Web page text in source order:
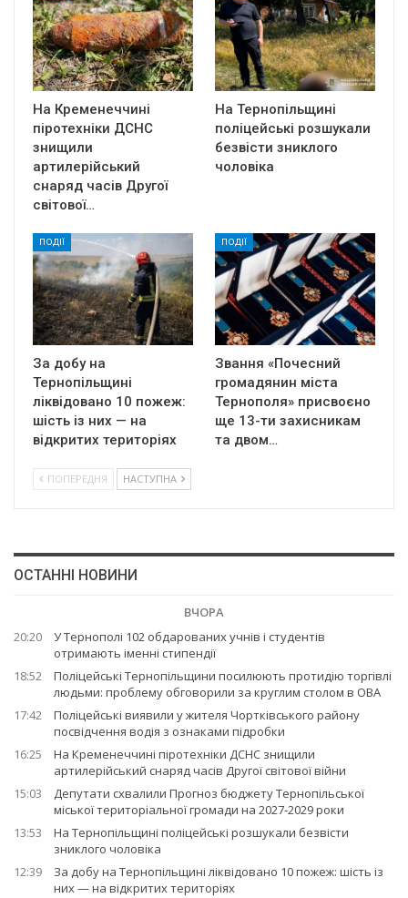
На Кременеччині
піротехніки ДСНС
знищили
артилерійський
снаряд часів Другої
світової…
На Тернопільщині
поліцейські розшукали
безвісти зниклого
чоловіка
ПОДІЇ
За добу на
Тернопільщині
ліквідовано 10 пожеж:
шість із них — на
відкритих територіях
ПОДІЇ
Звання «Почесний
громадянин міста
Тернополя» присвоєно
ще 13-ти захисникам
та двом…
ПОПЕРЕДНЯ НАСТУПНА
ОСТАННІ НОВИНИ
ВЧОРА
20:20
У Тернополі 102 обдарованих учнів і студентів
отримають іменні стипендії
18:52
Поліцейські Тернопільщини посилюють протидію торгівлі
людьми: проблему обговорили за круглим столом в ОВА
17:42
Поліцейські виявили у жителя Чортківського району
посвідчення водія з ознаками підробки
16:25
На Кременеччині піротехніки ДСНС знищили
артилерійський снаряд часів Другої світової війни
15:03
Депутати схвалили Прогноз бюджету Тернопільської
міської територіальної громади на 2027-2029 роки
13:53
На Тернопільщині поліцейські розшукали безвісти
зниклого чоловіка
12:39
За добу на Тернопільщині ліквідовано 10 пожеж: шість із
них — на відкритих територіях